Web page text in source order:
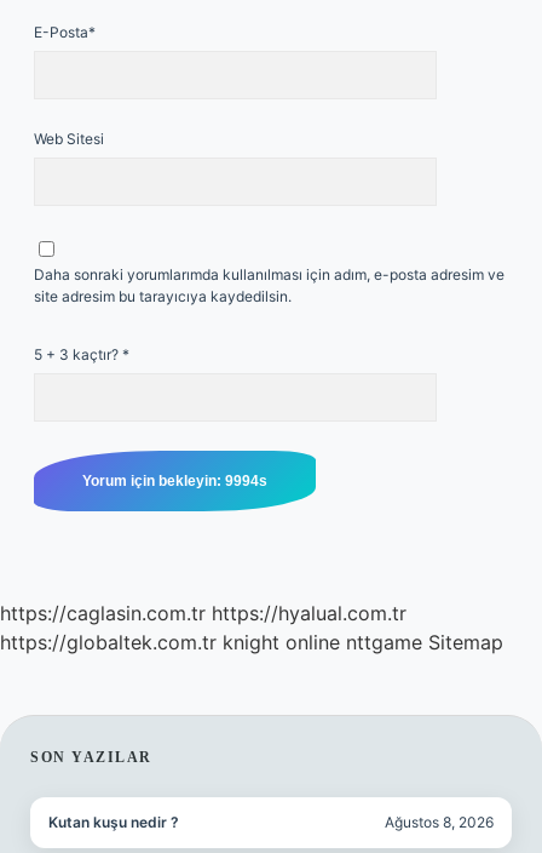
E-Posta*
Web Sitesi
Daha sonraki yorumlarımda kullanılması için adım, e-posta adresim ve
site adresim bu tarayıcıya kaydedilsin.
5 + 3 kaçtır? *
https://caglasin.com.tr https://hyalual.com.tr
https://globaltek.com.tr knight online nttgame Sitemap
SIDEBAR
SON YAZILAR
Kutan kuşu nedir ? Ağustos 8, 2026